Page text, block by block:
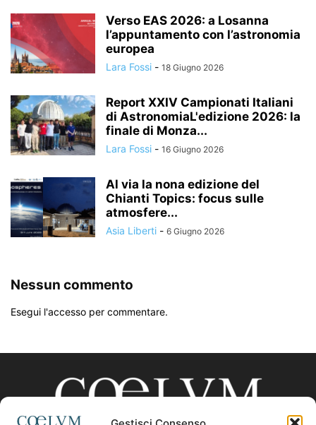
Verso EAS 2026: a Losanna
l’appuntamento con l’astronomia
europea
Lara Fossi - 18 Giugno 2026
Report XXIV Campionati Italiani
di AstronomiaL'edizione 2026: la
finale di Monza...
Lara Fossi - 16 Giugno 2026
Al via la nona edizione del
Chianti Topics: focus sulle
atmosfere...
Asia Liberti - 6 Giugno 2026
Nessun commento
Esegui l'accesso per commentare.